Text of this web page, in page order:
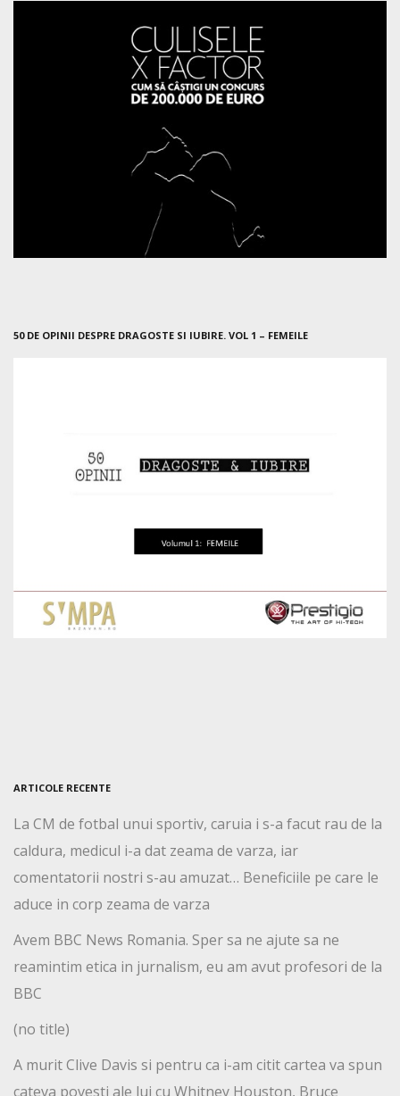
50 DE OPINII DESPRE DRAGOSTE SI IUBIRE. VOL 1 – FEMEILE
ARTICOLE RECENTE
La CM de fotbal unui sportiv, caruia i s-a facut rau de la
caldura, medicul i-a dat zeama de varza, iar
comentatorii nostri s-au amuzat… Beneficiile pe care le
aduce in corp zeama de varza
Avem BBC News Romania. Sper sa ne ajute sa ne
reamintim etica in jurnalism, eu am avut profesori de la
BBC
(no title)
A murit Clive Davis si pentru ca i-am citit cartea va spun
cateva povesti ale lui cu Whitney Houston, Bruce